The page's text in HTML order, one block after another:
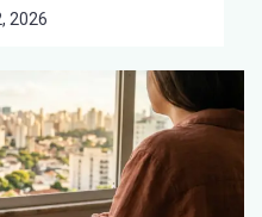
2026